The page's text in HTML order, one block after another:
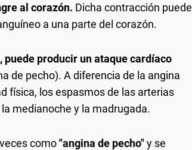
al corazón. Dicha contracción puede
a una parte del corazón.
producir un ataque cardíaco
de pecho). A diferencia de la angina
física, los espasmos de las arterias
medianoche y la madrugada.
como"angina de pecho"y se